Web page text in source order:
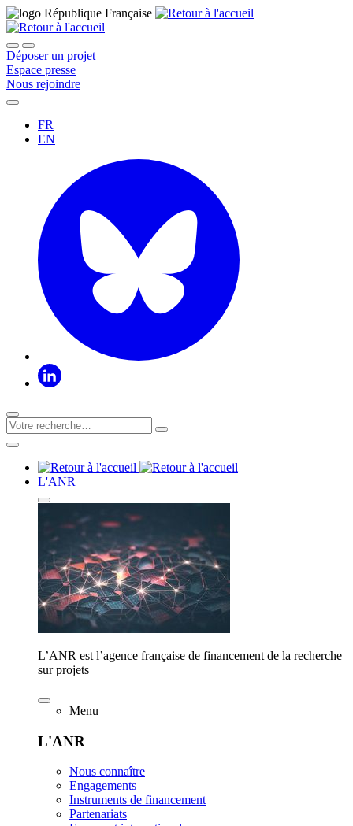
Déposer un projet
Espace presse
Nous rejoindre
FR
EN
L'ANR
L’ANR est l’agence française de financement de la recherche
sur projets
Menu
L'ANR
Nous connaître
Engagements
Instruments de financement
Partenariats